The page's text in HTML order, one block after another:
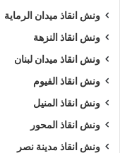
ونش انقاذ ميدان الرماية
ونش انقاذ النزهة
ونش انقاذ ميدان لبنان
ونش انقاذ الفيوم
ونش انقاذ المنيل
ونش انقاذ المحور
ونش انقاذ مدينة نصر